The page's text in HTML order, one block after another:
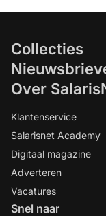
Collecties
Over
Klantenservice
Salarisnet Academy
Digitaal magazine
Adverteren
Vacatures
Snel naar